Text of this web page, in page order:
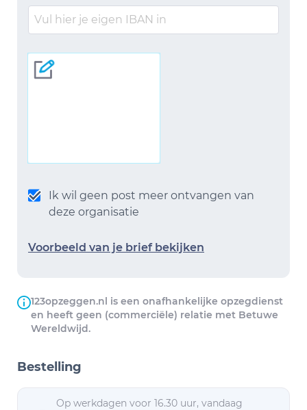
Ik wil geen post meer ontvangen van
deze organisatie
Voorbeeld van je brief bekijken
123opzeggen.nl is een onafhankelijke opzegdienst
en heeft geen (commerciële) relatie met Betuwe
Wereldwijd.
Bestelling
Op werkdagen voor 16.30 uur, vandaag